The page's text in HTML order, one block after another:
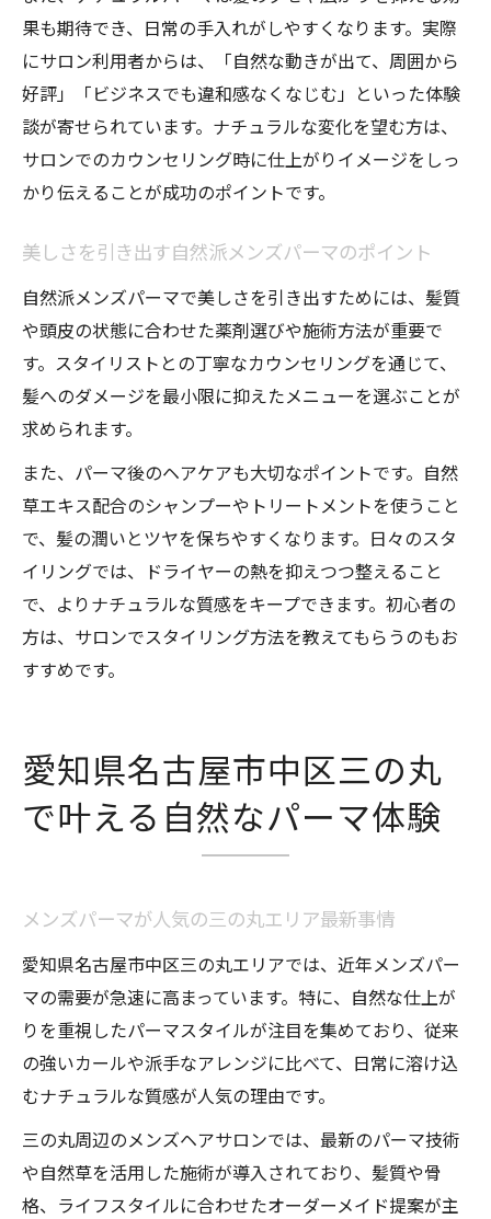
果も期待でき、日常の手入れがしやすくなります。実際
にサロン利用者からは、「自然な動きが出て、周囲から
好評」「ビジネスでも違和感なくなじむ」といった体験
談が寄せられています。ナチュラルな変化を望む方は、
サロンでのカウンセリング時に仕上がりイメージをしっ
かり伝えることが成功のポイントです。
美しさを引き出す自然派メンズパーマのポイント
自然派メンズパーマで美しさを引き出すためには、髪質
や頭皮の状態に合わせた薬剤選びや施術方法が重要で
す。スタイリストとの丁寧なカウンセリングを通じて、
髪へのダメージを最小限に抑えたメニューを選ぶことが
求められます。
また、パーマ後のヘアケアも大切なポイントです。自然
草エキス配合のシャンプーやトリートメントを使うこと
で、髪の潤いとツヤを保ちやすくなります。日々のスタ
イリングでは、ドライヤーの熱を抑えつつ整えること
で、よりナチュラルな質感をキープできます。初心者の
方は、サロンでスタイリング方法を教えてもらうのもお
すすめです。
愛知県名古屋市中区三の丸
で叶える自然なパーマ体験
メンズパーマが人気の三の丸エリア最新事情
愛知県名古屋市中区三の丸エリアでは、近年メンズパー
マの需要が急速に高まっています。特に、自然な仕上が
りを重視したパーマスタイルが注目を集めており、従来
の強いカールや派手なアレンジに比べて、日常に溶け込
むナチュラルな質感が人気の理由です。
三の丸周辺のメンズヘアサロンでは、最新のパーマ技術
や自然草を活用した施術が導入されており、髪質や骨
格、ライフスタイルに合わせたオーダーメイド提案が主